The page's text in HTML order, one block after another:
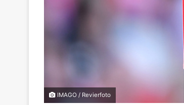
IMAGO / Revierfoto